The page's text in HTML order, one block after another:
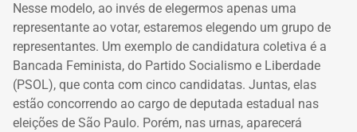
Nesse modelo, ao invés de elegermos apenas uma
representante ao votar, estaremos elegendo um grupo de
representantes. Um exemplo de candidatura coletiva é a
Bancada Feminista, do Partido Socialismo e Liberdade
(PSOL), que conta com cinco candidatas. Juntas, elas
estão concorrendo ao cargo de deputada estadual nas
eleições de São Paulo. Porém, nas urnas, aparecerá